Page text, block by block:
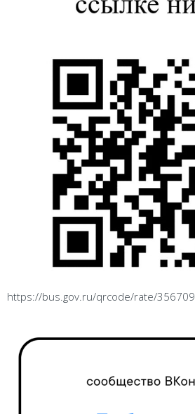
https://bus.gov.ru/qrcode/rate/356709